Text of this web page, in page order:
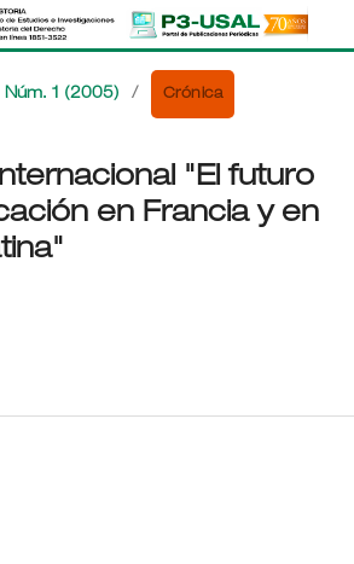
Núm. 1 (2005) / Crónica
"El futuro
en Francia y en